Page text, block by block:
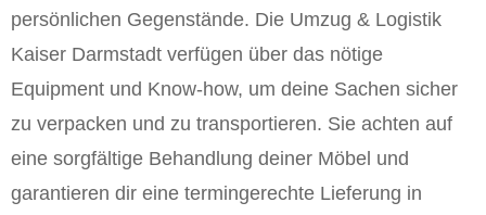
persönlichen Gegenstände. Die Umzug & Logistik
Kaiser Darmstadt verfügen über das nötige
Equipment und Know-how, um deine Sachen sicher
zu verpacken und zu transportieren. Sie achten auf
eine sorgfältige Behandlung deiner Möbel und
garantieren dir eine termingerechte Lieferung in